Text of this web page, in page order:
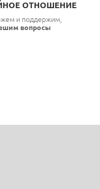
ОТНОШЕНИЕ
и поддержим,
вопросы